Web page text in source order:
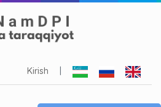
Kirish